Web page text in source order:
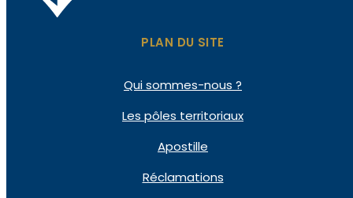
PLAN DU SITE
Quisommes-nous ?
Les pôles territoriaux
Apostille
Réclamations